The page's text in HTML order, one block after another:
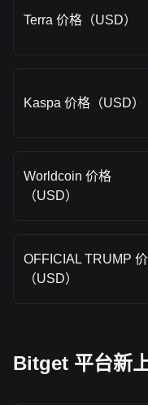
Terra 价格（USD）
Kaspa 价格（USD）
Worldcoin 价格
（USD）
OFFICIAL TRUMP
（USD）
Bitget 平台新